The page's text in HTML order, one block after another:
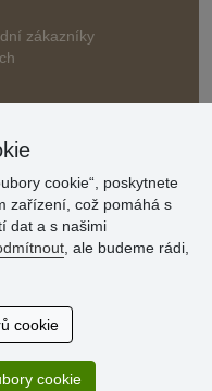
zákazníky
ceny. Vřele
rychlé dodání. Moc
cookie“, poskytnete
zařízení, což pomáhá s
dat a s našimi
, ale budeme rádi,
cookie
cookie